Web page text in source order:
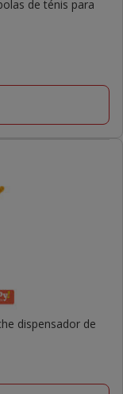
de ténis para
dispensador de